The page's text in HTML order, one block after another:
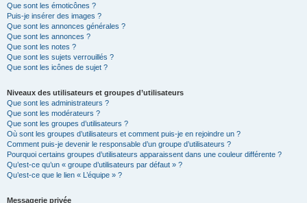
Que sont les émoticônes ?
Puis-je insérer des images ?
Que sont les annonces générales ?
Que sont les annonces ?
Que sont les notes ?
Que sont les sujets verrouillés ?
Que sont les icônes de sujet ?
Niveaux des utilisateurs et groupes d’utilisateurs
Que sont les administrateurs ?
Que sont les modérateurs ?
Que sont les groupes d’utilisateurs ?
Où sont les groupes d’utilisateurs et comment puis-je en rejoindre un ?
Comment puis-je devenir le responsable d’un groupe d’utilisateurs ?
Pourquoi certains groupes d’utilisateurs apparaissent dans une couleur différente ?
Qu’est-ce qu’un « groupe d’utilisateurs par défaut » ?
Qu’est-ce que le lien « L’équipe » ?
Messagerie privée